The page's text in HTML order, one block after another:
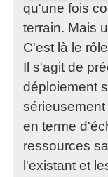
qu'une fois
terrain. Mais
C'est là le
Il s'agit de
déploiement
en terme
ressources
l'existant et